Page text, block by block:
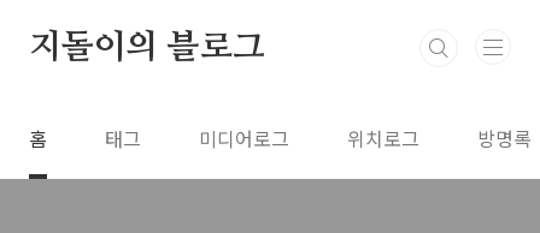
지돌이의 블로그
홈 태그 미디어로그 위치로그 방명록